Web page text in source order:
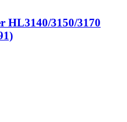
HL3140/3150/3170